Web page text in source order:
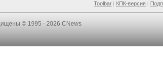
Toolbar | КПК-версия |
© 1995 - 2026 CNews